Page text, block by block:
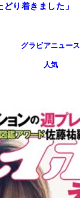
り着きました」
グラビアニュース
人気